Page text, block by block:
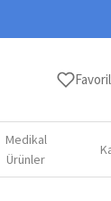
Medikal
Ürünler